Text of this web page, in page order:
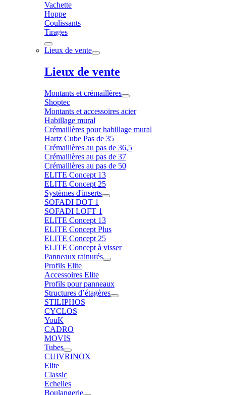
Vachette
Hoppe
Coulissants
Tirages
Lieux de vente
Lieux de vente
Montants et crémaillères
Shoptec
Montants et accessoires acier
Habillage mural
Crémaillères pour habillage mural
Hartz Cube Pas de 35
Crémaillères au pas de 36,5
Crémaillères au pas de 37
Crémaillères au pas de 50
ELITE Concept 13
ELITE Concept 25
Systèmes d'inserts
SOFADI DOT 1
SOFADI LOFT 1
ELITE Concept 13
ELITE Concept Plus
ELITE Concept 25
ELITE Concept à visser
Panneaux rainurés
Profils Elite
Accessoires Elite
Profils pour panneaux
Structures d’étagères
STILIPHOS
CYCLOS
YouK
CADRO
MOVIS
Tubes
CUIVRINOX
Elite
Classic
Echelles
Boulangerie